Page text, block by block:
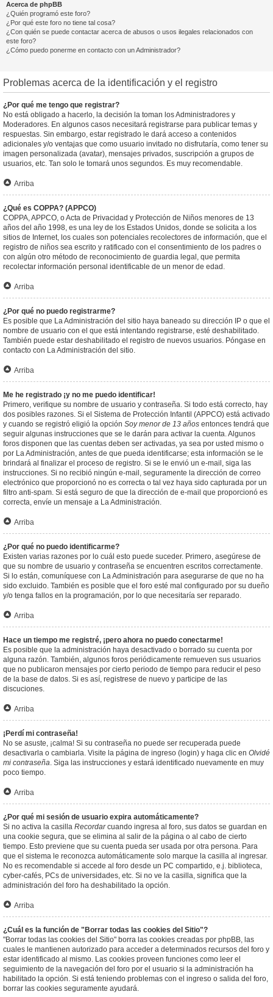
Acerca de phpBB
¿Quién programó este foro?
¿Por qué este foro no tiene tal cosa?
¿Con quién se puede contactar acerca de abusos o usos ilegales relacionados con
este foro?
¿Cómo puedo ponerme en contacto con un Administrador?
Problemas acerca de la identificación y el registro
¿Por qué me tengo que registrar?
No está obligado a hacerlo, la decisión la toman los Administradores y
Moderadores. En algunos casos necesitará registrarse para publicar temas y
respuestas. Sin embargo, estar registrado le dará acceso a contenidos
adicionales y/o ventajas que como usuario invitado no disfrutaría, como tener su
imagen personalizada (avatar), mensajes privados, suscripción a grupos de
usuarios, etc. Tan solo le tomará unos segundos. Es muy recomendable.
Arriba
¿Qué es COPPA? (APPCO)
COPPA, APPCO, o Acta de Privacidad y Protección de Niños menores de 13
años del año 1998, es una ley de los Estados Unidos, donde se solicita a los
sitios de Internet, los cuales son potenciales recolectores de información, que el
registro de niños sea escrito y ratificado con el consentimiento de los padres o
con algún otro método de reconocimiento de guardia legal, que permita
recolectar información personal identificable de un menor de edad.
Arriba
¿Por qué no puedo registrarme?
Es posible que La Administración del sitio haya baneado su dirección IP o que el
nombre de usuario con el que está intentando registrarse, esté deshabilitado.
También puede estar deshabilitado el registro de nuevos usuarios. Póngase en
contacto con La Administración del sitio.
Arriba
Me he registrado ¡y no me puedo identificar!
Primero, verifique su nombre de usuario y contraseña. Si todo está correcto, hay
dos posibles razones. Si el Sistema de Protección Infantil (APPCO) está activado
y cuando se registró eligió la opción Soy menor de 13 años entonces tendrá que
seguir algunas instrucciones que se le darán para activar la cuenta. Algunos
foros disponen que las cuentas deben ser activadas, ya sea por usted mismo o
por La Administración, antes de que pueda identificarse; esta información se le
brindará al finalizar el proceso de registro. Si se le envió un e-mail, siga las
instrucciones. Si no recibió ningún e-mail, seguramente la dirección de correo
electrónico que proporcionó no es correcta o tal vez haya sido capturada por un
filtro anti-spam. Si está seguro de que la dirección de e-mail que proporcionó es
correcta, envíe un mensaje a La Administración.
Arriba
¿Por qué no puedo identificarme?
Existen varias razones por lo cuál esto puede suceder. Primero, asegúrese de
que su nombre de usuario y contraseña se encuentren escritos correctamente.
Si lo están, comuníquese con La Administración para asegurarse de que no ha
sido excluido. También es posible que el foro esté mal configurado por su dueño
y/o tenga fallos en la programación, por lo que necesitaría ser reparado.
Arriba
Hace un tiempo me registré, ¡pero ahora no puedo conectarme!
Es posible que la administración haya desactivado o borrado su cuenta por
alguna razón. También, algunos foros periódicamente remueven sus usuarios
que no publicaron mensajes por cierto periodo de tiempo para reducir el peso
de la base de datos. Si es así, registrese de nuevo y participe de las
discuciones.
Arriba
¡Perdí mi contraseña!
No se asuste, ¡calma! Si su contraseña no puede ser recuperada puede
desactivarla o cambiarla. Visite la página de ingreso (login) y haga clic en Olvidé
mi contraseña. Siga las instrucciones y estará identificado nuevamente en muy
poco tiempo.
Arriba
¿Por qué mi sesión de usuario expira automáticamente?
Si no activa la casilla Recordarcuando ingresa al foro, sus datos se guardan en
una cookie segura, que se elimina al salir de la página o al cabo de cierto
tiempo. Esto previene que su cuenta pueda ser usada por otra persona. Para
que el sistema le reconozca automáticamente solo marque la casilla al ingresar.
No es recomendable si accede al foro desde un PC compartido, e.j. biblioteca,
cyber-cafés, PCs de universidades, etc. Si no ve la casilla, significa que la
administración del foro ha deshabilitado la opción.
Arriba
¿Cuál es la función de "Borrar todas las cookies del Sitio"?
"Borrar todas las cookies del Sitio" borra las cookies creadas por phpBB, las
cuales le mantienen autorizado para acceder a determinados recursos del foro y
estar identificado al mismo. Las cookies proveen funciones como leer el
seguimiento de la navegación del foro por el usuario si la administración ha
habilitado la opción. Si está teniendo problemas con el ingreso o salida del foro,
borrar las cookies seguramente ayudará.